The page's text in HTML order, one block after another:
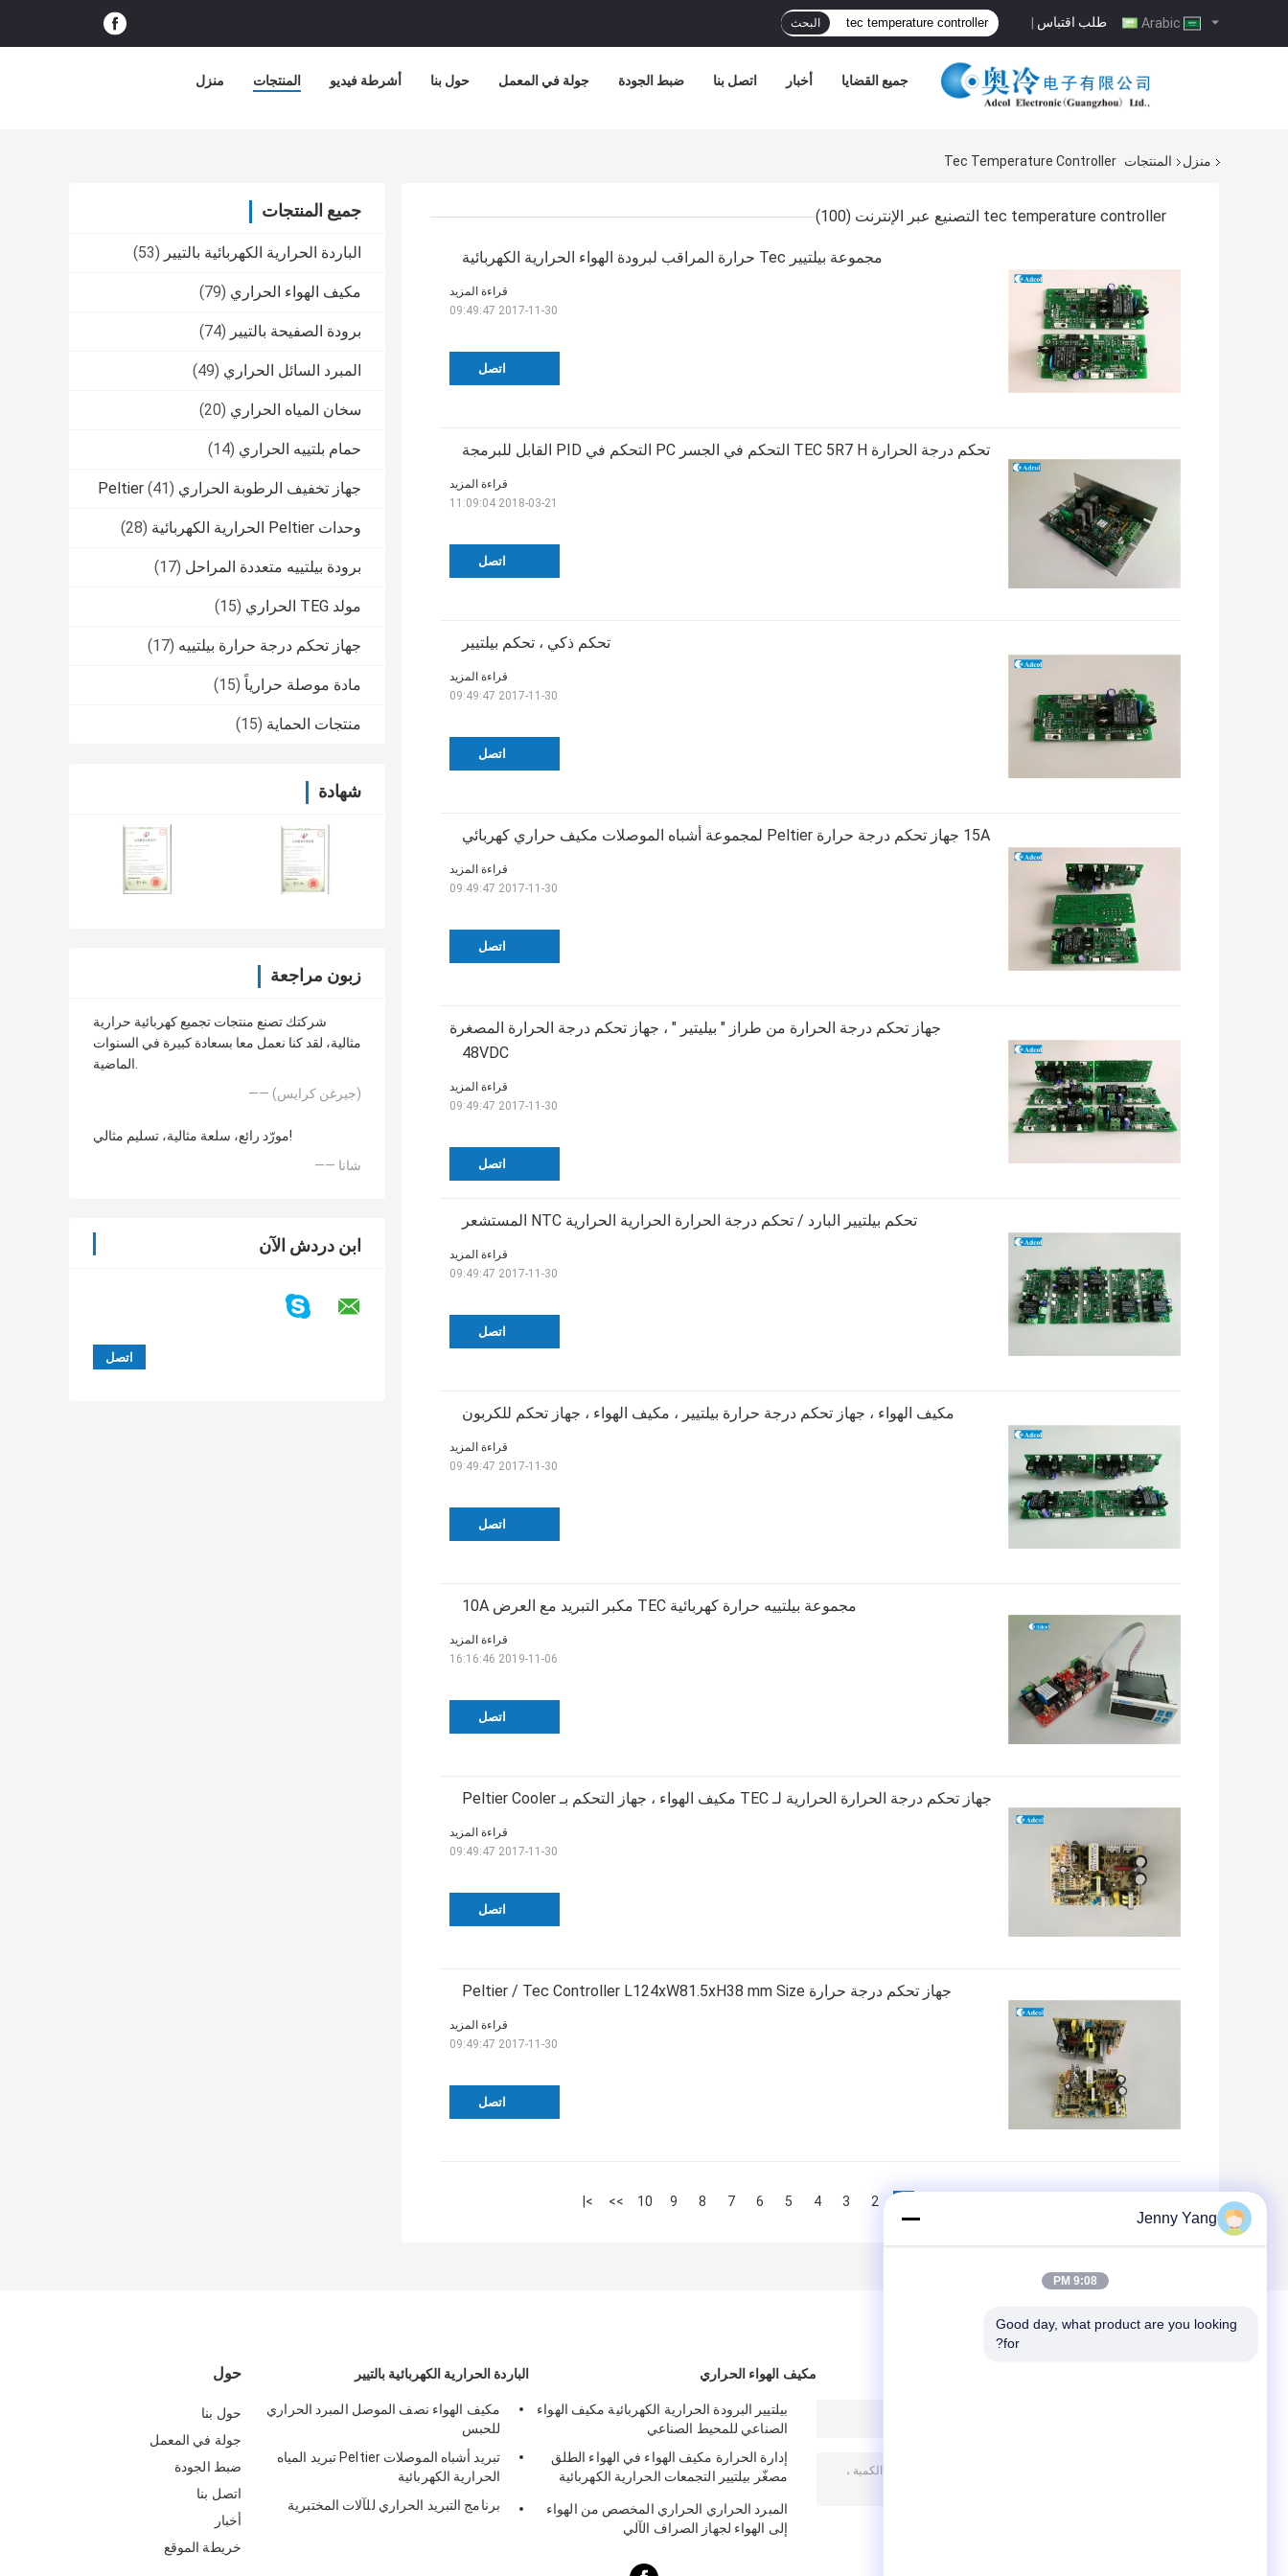
طلب اقتباس | البحث
منزل المنتجات أشرطة فيديو حول بنا جولة في المعمل ضبط الجودة اتصل بنا أخبار جميع القضايا
منزل المنتجات Tec Temperature Controller
جميع المنتجات
الباردة الحرارية الكهربائية بالتيير (53)
مكيف الهواء الحراري (79)
برودة الصفيحة بالتيير (74)
المبرد السائل الحراري (49)
سخان المياه الحراري (20)
حمام بلتييه الحراري (14)
جهاز تخفيف الرطوبة الحراري Peltier (41)
وحدات Peltier الحرارية الكهربائية (28)
برودة بيلتييه متعددة المراحل (17)
مولد TEG الحراري (15)
جهاز تحكم درجة حرارة بيلتييه (17)
مادة موصلة حرارياً (15)
منتجات الحماية (15)
شهادة
زبون مراجعة
شركتك تصنع منتجات تجميع كهربائية حرارية
مثالية، لقد كنا نعمل معا بسعادة كبيرة في السنوات
الماضية.
—— (جيرغن كرايس)
مورّد رائع، سلعة مثالية، تسليم مثالي!
—— شانا
ابن دردش الآن
tec temperature controller التصنيع عبر الإنترنت (100)
مجموعة بيلتيير Tec حرارة المراقب لبرودة الهواء الحرارية الكهربائية
اتصل
قراءة المزيد
2017-11-30 09:49:47
تحكم درجة الحرارة TEC 5R7 H التحكم في الجسر PC التحكم في PID القابل للبرمجة
اتصل
قراءة المزيد
2018-03-21 11:09:04
تحكم ذكي ، تحكم بيلتيير
اتصل
قراءة المزيد
2017-11-30 09:49:47
15A جهاز تحكم درجة حرارة Peltier لمجموعة أشباه الموصلات مكيف حراري كهربائي
اتصل
قراءة المزيد
2017-11-30 09:49:47
جهاز تحكم درجة الحرارة من طراز " بيليتير " ، جهاز تحكم درجة الحرارة المصغرة
48VDC
اتصل
قراءة المزيد
2017-11-30 09:49:47
تحكم بيلتيير البارد / تحكم درجة الحرارة الحرارية الحرارية NTC المستشعر
اتصل
قراءة المزيد
2017-11-30 09:49:47
مكيف الهواء ، جهاز تحكم درجة حرارة بيلتيير ، مكيف الهواء ، جهاز تحكم للكربون
اتصل
قراءة المزيد
2017-11-30 09:49:47
مجموعة بيلتييه حرارة كهربائية TEC مكبر التبريد مع العرض 10A
اتصل
قراءة المزيد
2019-11-06 16:16:46
جهاز تحكم درجة الحرارة الحرارية لـ TEC مكيف الهواء ، جهاز التحكم بـ Peltier Cooler
اتصل
قراءة المزيد
2017-11-30 09:49:47
جهاز تحكم درجة حرارة Peltier / Tec Controller L124xW81.5xH38 mm Size
اتصل
قراءة المزيد
2017-11-30 09:49:47
2
3
4
5
6
7
8
9
10
>>
>|
حول
حول بنا
جولة في المعمل
ضبط الجودة
اتصل بنا
أخبار
خريطة الموقع
الباردة الحرارية الكهربائية بالتيير
مكيف الهواء نصف الموصل المبرد الحراري
للحبس
تبريد أشباه الموصلات Peltier تبريد المياه
الحرارية الكهربائية
برنامج التبريد الحراري للآلات المختبرية
مكيف الهواء الحراري
بيلتيير البرودة الحرارية الكهربائية مكيف الهواء
الصناعي للمحيط الصناعي
إدارة الحرارة مكيف الهواء في الهواء الطلق
مصغّر بيلتيير التجمعات الحرارية الكهربائية
المبرد الحراري الحراري المخصص من الهواء
إلى الهواء لجهاز الصراف الآلي
Jenny Yang
9:08 PM
Good day, what product are you looking
for?